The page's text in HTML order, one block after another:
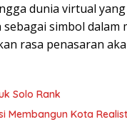
dunia virtual
simbol
rasa penasaran
Solo Rank
Membangun Kota